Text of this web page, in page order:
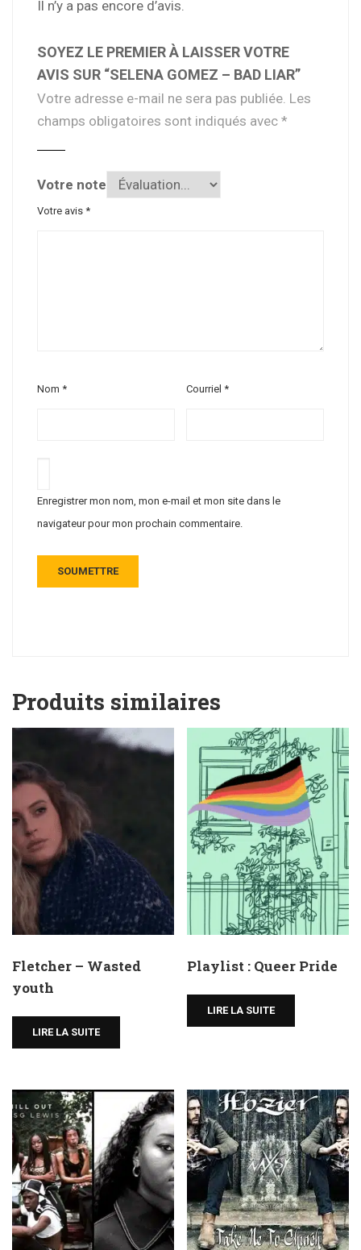
Il n’y a pas encore d’avis.
SOYEZ LE PREMIER À LAISSER VOTRE
AVIS SUR “SELENA GOMEZ – BAD LIAR”
Votre adresse e-mail ne sera pas publiée. Les
champs obligatoires sont indiqués avec *
Votre note
Votre avis *
Nom * Courriel*
Enregistrer mon nom, mon e-mail et mon site dans le
navigateur pour mon prochain commentaire.
Produits similaires
Fletcher – Wasted
youth
LIRE LA SUITE
Playlist : Queer Pride
LIRE LA SUITE